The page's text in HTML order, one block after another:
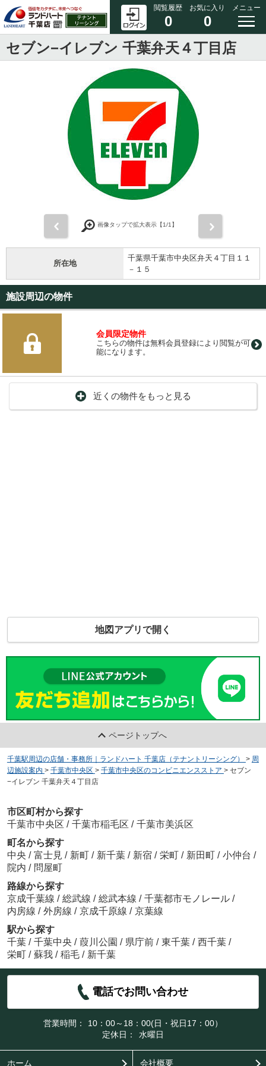
閲覧履歴
0
お気に入り
0
メニュー
セブン−イレブン 千葉弁天４丁目店
画像タップで拡大表示【1/1】
所在地
千葉県千葉市中央区弁天４丁目１１
－１５
施設周辺の物件
会員限定物件
こちらの物件は無料会員登録により閲覧が可
能になります。
近くの物件をもっと見る
地図アプリで開く
ページトップへ
千葉駅周辺の店舗・事務所｜ランドハート 千葉店（テナントリーシング） > 周
辺施設案内 > 千葉市中央区 > 千葉市中央区のコンビニエンスストア > セブン
−イレブン 千葉弁天４丁目店
市区町村から探す
千葉市中央区 / 千葉市稲毛区 / 千葉市美浜区
町名から探す
中央 / 富士見 / 新町 / 新千葉 / 新宿 / 栄町 / 新田町 / 小仲台 /
院内 / 問屋町
路線から探す
京成千葉線 / 総武線 / 総武本線 / 千葉都市モノレール /
内房線 / 外房線 / 京成千原線 / 京葉線
駅から探す
千葉 / 千葉中央 / 葭川公園 / 県庁前 / 東千葉 / 西千葉 /
栄町 / 蘇我 / 稲毛 / 新千葉
電話でお問い合わせ
営業時間：
10：00～18：00(日・祝日17：00）
定休日：
水曜日
ホーム 会社概要